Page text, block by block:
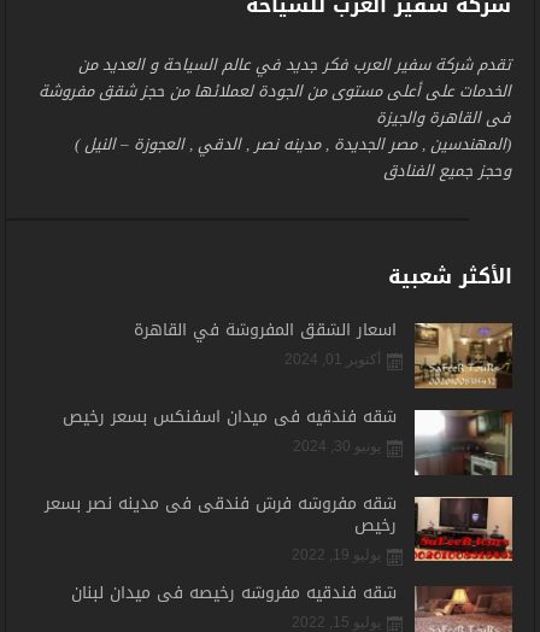
تقدم شركة سفير العرب فكر جديد في عالم السياحة و العديد من
الخدمات على أعلى مستوى من الجودة لعملائها من حجز شقق مفروشة
فى القاهرة والجيزة
(المهندسين , مصر الجديدة , مدينه نصر , الدقي , العجوزة – النيل )
وحجز جميع الفنادق
الأكثر شعبية
اسعار الشقق المفروشة في القاهرة
أكتوبر 01, 2024
شقه فندقيه فى ميدان اسفنكس بسعر رخيص
يونيو 30, 2024
شقه مفروشه فرش فندقى فى مدينه نصر بسعر
رخيص
يوليو 19, 2022
شقه فندقيه مفروشه رخيصه فى ميدان لبنان
يوليو 15, 2022